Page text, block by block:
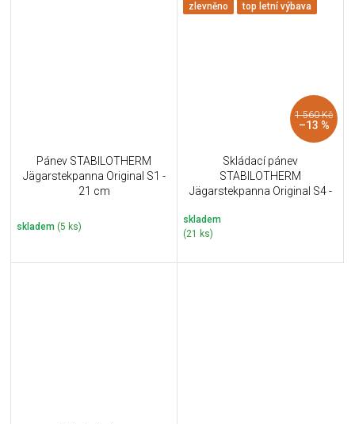
Pánev STABILOTHERM
Jägarstekpanna Original S1 -
21 cm
skladem (5 ks)
zlevněno top letní výbava
1 560 Kč
–13 %
Skládací pánev
STABILOTHERM
Jägarstekpanna Original S4 -
skladem
(21 ks)